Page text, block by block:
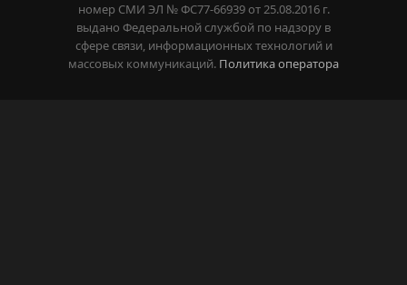
номер СМИ ЭЛ № ФС77-66939 от 25.08.2016 г.
выдано Федеральной службой по надзору в
сфере связи, информационных технологий и
массовых коммуникаций. Политика оператора